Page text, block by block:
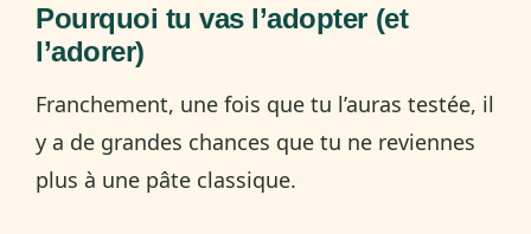
Pourquoi tu vas l’adopter (et
l’adorer)
Franchement, une fois que tu l’auras testée, il
y a de grandes chances que tu ne reviennes
plus à une pâte classique.